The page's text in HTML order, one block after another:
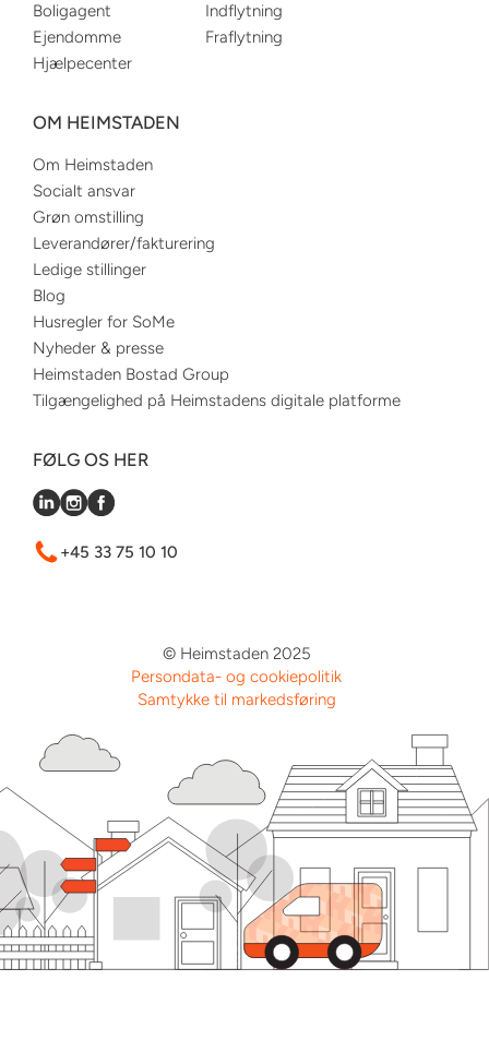
Boligagent
Ejendomme
Hjælpecenter
Indflytning
Fraflytning
OM HEIMSTADEN
Om Heimstaden
Socialt ansvar
Grøn omstilling
Leverandører/fakturering
Ledige stillinger
Blog
Husregler for SoMe
Nyheder & presse
Heimstaden Bostad Group
Tilgængelighed på Heimstadens digitale platforme
FØLG OS HER
+45 33 75 10 10
© Heimstaden 2025
Persondata- og cookiepolitik
Samtykke til markedsføring